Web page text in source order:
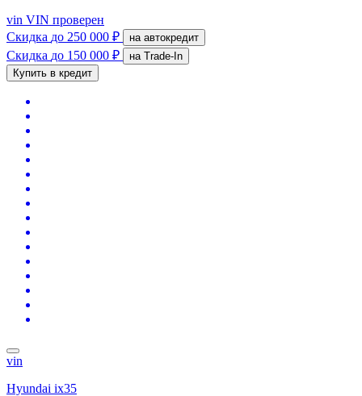
vin VIN проверен
Скидка до 250 000 ₽ на автокредит
Скидка до 150 000 ₽
на Trade-In
Купить в кредит
vin
Hyundai ix35